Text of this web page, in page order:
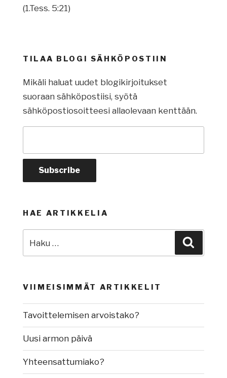
(1.Tess. 5:21)
TILAA BLOGI SÄHKÖPOSTIIN
Mikäli haluat uudet blogikirjoitukset
suoraan sähköpostiisi, syötä
sähköpostiosoitteesi allaolevaan kenttään.
HAE ARTIKKELIA
VIIMEISIMMÄT ARTIKKELIT
Tavoittelemisen arvoistako?
Uusi armon päivä
Yhteensattumiako?